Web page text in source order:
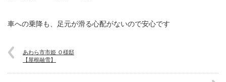
車への乗降も、足元が滑る心配がないので安心です
あわら市市姫 Ｏ様邸
【屋根融雪】